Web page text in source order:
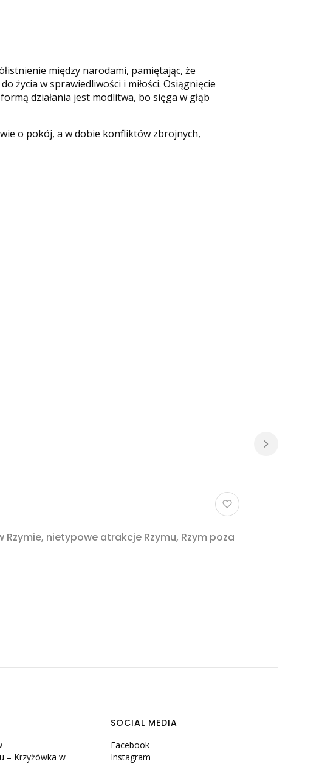
między narodami, pamiętając, że
życia w sprawiedliwości i miłości. Osiągnięcie
działania jest modlitwa, bo sięga w głąb
o pokój, a w dobie konfliktów zbrojnych,
nietypowe atrakcje Rzymu, Rzym poza
– Krzyżówka w
SOCIAL MEDIA
Facebook
Instagram